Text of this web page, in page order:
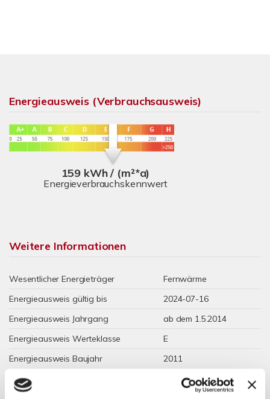
Energieausweis (Verbrauchsausweis)
159 kWh / (m²*a)
Energieverbrauchskennwert
Weitere Informationen
Wesentlicher Energieträger
Fernwärme
Energieausweis gültig bis
2024-07-16
Energieausweis Jahrgang
ab dem 1.5.2014
Energieausweis Werteklasse
E
Energieausweis Baujahr
2011
Energieausweis Gebäudeart
Wohngebäude